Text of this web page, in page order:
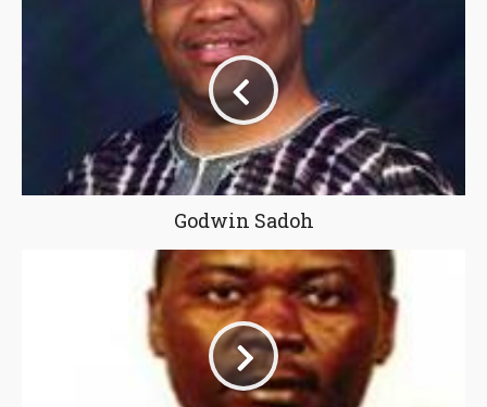
Godwin Sadoh